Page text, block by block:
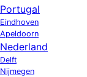
Portugal
Eindhoven
Apeldoorn
Nederland
Delft
Nijmegen